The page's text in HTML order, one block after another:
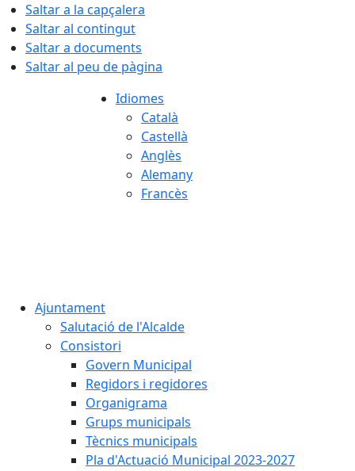
Saltar a la capçalera
Saltar al contingut
Saltar a documents
Saltar al peu de pàgina
Idiomes
Català
Castellà
Anglès
Alemany
Francès
Ajuntament
Salutació de l'Alcalde
Consistori
Govern Municipal
Regidors i regidores
Organigrama
Grups municipals
Tècnics municipals
Pla d'Actuació Municipal 2023-2027